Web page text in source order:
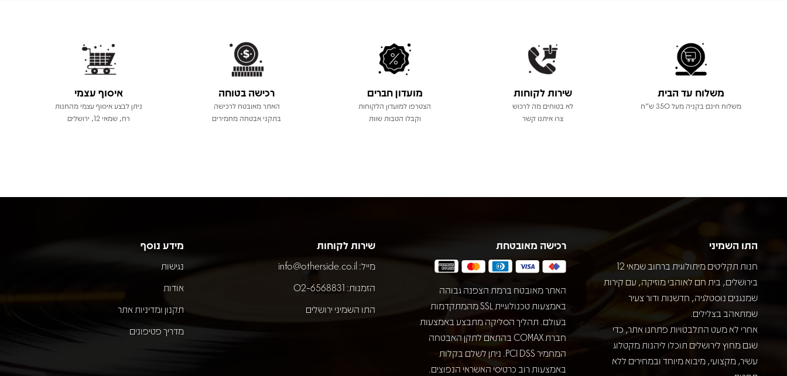
משלוח עד הבית
משלוח חינם בקניה מעל 350 ש"ח
שירות לקוחות
לא בטוחים מה לרכוש
צרו איתנו קשר
מועדון חברים
הצטרפו למועדון הלקוחות
וקבלו הטבות שוות
רכישה בטוחה
האתר מאובטח לרכישה
בתקני אבטחה מחמירים
איסוף עצמי
ניתן לבצע איסוף עצמי מהחנות
רח, שמאי 12, ירושלים
התו השמיני
חנות תקליטים מיתולוגית ברחוב שמאי 12
בירושלים, בית חם לאוהבי מוזיקה, עם קירות
שמנגנים נוסטלגיה, חדשנות ודור צעיר
שמתאהב בצלילים.
אחרי לא מעט התלבטויות פתחנו אתר, כדי
שגם מחוץ לירושלים תוכלו ליהנות מקטלוג
עשיר, מקצועי, מיבוא מיוחד ובמחירים ללא
רכישה מאובטחת
האתר מאובטח ברמת הצפנה גבוהה
באמצעות טכנולוגיית SSL מהמתקדמות
בעולם. תהליך הסליקה מתבצע באמצעות
חברת COMAX בהתאם לתקן האבטחה
המחמיר PCI DSS. ניתן לשלם בקלות
באמצעות רוב כרטיסי האשראי הנפוצים.
שירות לקוחות
מייל: info@otherside.co.il
הזמנות: 02-6568831
התו השמיני ירושלים
מידע נוסף
נגישות
אודות
תקנון ומדיניות אתר
מדריך פטיפונים